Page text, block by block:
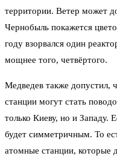
территории. Ветер может
Чернобыль покажется
году взорвался один
мощнее того, четвёртого.
Медведев также допустил,
станции могут стать
только Киеву, но и
будет симметричным. То
атомные станции, которые